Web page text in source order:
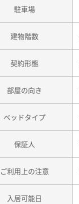
駐車場
建物階数
契約形態
部屋の向き
ベッドタイプ
保証人
ご利用上の注意
入居可能日